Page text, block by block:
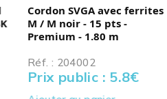
Cordon SVGA avec ferrites
M / M noir - 15 pts -
Premium - 1.80 m
Réf. : 204002
Prix public : 5.8€